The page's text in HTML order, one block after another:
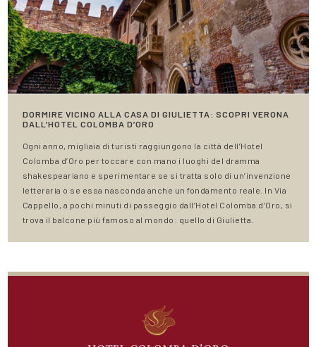
DORMIRE VICINO ALLA CASA DI GIULIETTA: SCOPRI VERONA
DALL’HOTEL COLOMBA D’ORO
Ogni anno, migliaia di turisti raggiungono la città dell’Hotel
Colomba d’Oro per toccare con mano i luoghi del dramma
shakespeariano e sperimentare se si tratta solo di un’invenzione
letteraria o se essa nasconda anche un fondamento reale. In Via
Cappello, a pochi minuti di passeggio dall’Hotel Colomba d’Oro, si
trova il balcone più famoso al mondo: quello di Giulietta.